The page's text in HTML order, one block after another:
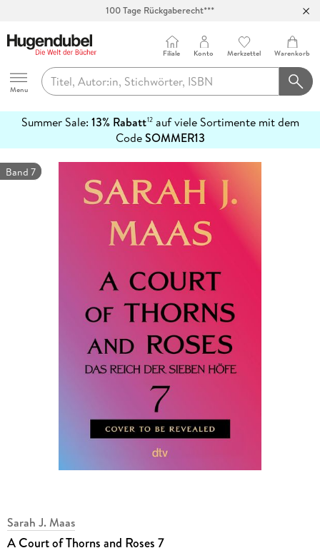
100 Tage Rückgaberecht***
Hugendubel
Menu
Filiale Konto Merkzettel Warenkorb
Summer Sale: 13% Rabatt12auf viele Sortimente mit dem
CodeSOMMER13
erfahren
Band 7
Sarah J. Maas
A Court of Thorns and Roses 7